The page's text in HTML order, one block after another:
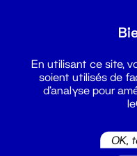
En utilisant ce site,
soient utilisés de
d'analyse pour
OK,